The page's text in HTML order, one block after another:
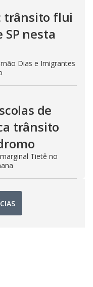
trânsito flui
nesta
Dias e Imigrantes
de
trânsito
Tietê no